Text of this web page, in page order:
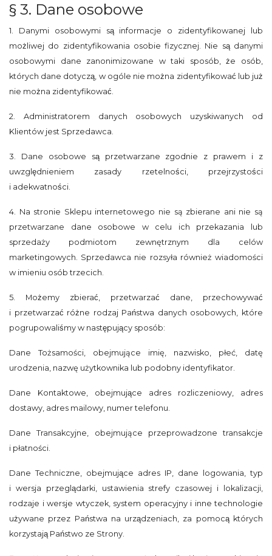
§ 3. Dane osobowe
1. Danymi osobowymi są informacje o zidentyfikowanej lub
możliwej do zidentyfikowania osobie fizycznej. Nie są danymi
osobowymi dane zanonimizowane w taki sposób, że osób,
których dane dotyczą, w ogóle nie można zidentyfikować lub już
nie można zidentyfikować.
2. Administratorem danych osobowych uzyskiwanych od
Klientów jest Sprzedawca.
3. Dane osobowe są przetwarzane zgodnie z prawem i z
uwzględnieniem zasady rzetelności, przejrzystości
i adekwatności.
4. Na stronie Sklepu internetowego nie są zbierane ani nie są
przetwarzane dane osobowe w celu ich przekazania lub
sprzedaży podmiotom zewnętrznym dla celów
marketingowych. Sprzedawca nie rozsyła również wiadomości
w imieniu osób trzecich.
5. Możemy zbierać, przetwarzać dane, przechowywać
i przetwarzać różne rodzaj Państwa danych osobowych, które
pogrupowaliśmy w następujący sposób:
Dane Tożsamości, obejmujące imię, nazwisko, płeć, datę
urodzenia, nazwę użytkownika lub podobny identyfikator.
Dane Kontaktowe, obejmujące adres rozliczeniowy, adres
dostawy, adres mailowy, numer telefonu.
Dane Transakcyjne, obejmujące przeprowadzone transakcje
i płatności.
Dane Techniczne, obejmujące adres IP, dane logowania, typ
i wersja przeglądarki, ustawienia strefy czasowej i lokalizacji,
rodzaje i wersje wtyczek, system operacyjny i inne technologie
używane przez Państwa na urządzeniach, za pomocą których
korzystają Państwo ze Strony.